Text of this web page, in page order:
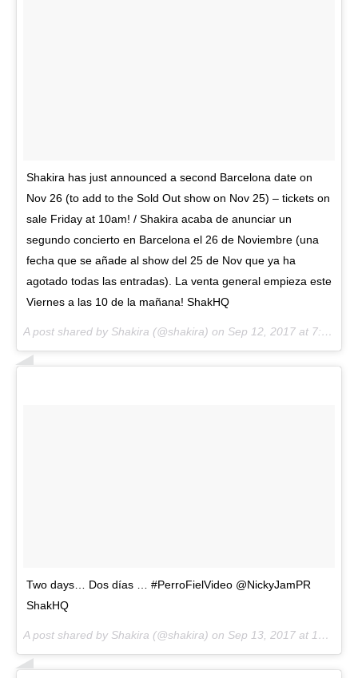
Shakira has just announced a second Barcelona date on
Nov 26 (to add to the Sold Out show on Nov 25) – tickets on
sale Friday at 10am! / Shakira acaba de anunciar un
segundo concierto en Barcelona el 26 de Noviembre (una
fecha que se añade al show del 25 de Nov que ya ha
agotado todas las entradas). La venta general empieza este
Viernes a las 10 de la mañana! ShakHQ
A post shared by Shakira (@shakira) on Sep 12, 2017 at 7:51am PDT
Two days… Dos días … #PerroFielVideo @NickyJamPR
ShakHQ
A post shared by Shakira (@shakira) on Sep 13, 2017 at 12:26pm PDT